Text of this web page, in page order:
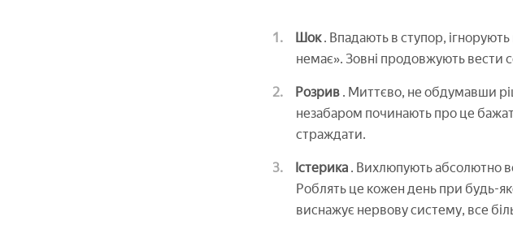
Шок. Впадають в ступор,
немає». Зовні продовжують вести
Розрив. Миттєво, не обдумавши
незабаром починають про це
страждати.
Істерика. Вихлюпують абсолютно
Роблять це кожен день при будь-
виснажує нервову систему, все